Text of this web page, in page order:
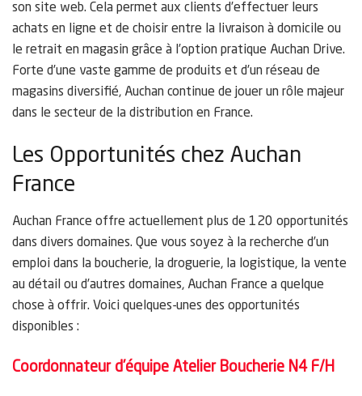
son site web. Cela permet aux clients d’effectuer leurs
achats en ligne et de choisir entre la livraison à domicile ou
le retrait en magasin grâce à l’option pratique Auchan Drive.
Forte d’une vaste gamme de produits et d’un réseau de
magasins diversifié, Auchan continue de jouer un rôle majeur
dans le secteur de la distribution en France.
Les Opportunités chez Auchan
France
Auchan France offre actuellement plus de 120 opportunités
dans divers domaines. Que vous soyez à la recherche d’un
emploi dans la boucherie, la droguerie, la logistique, la vente
au détail ou d’autres domaines, Auchan France a quelque
chose à offrir. Voici quelques-unes des opportunités
disponibles :
Coordonnateur d’équipe Atelier Boucherie N4 F/H